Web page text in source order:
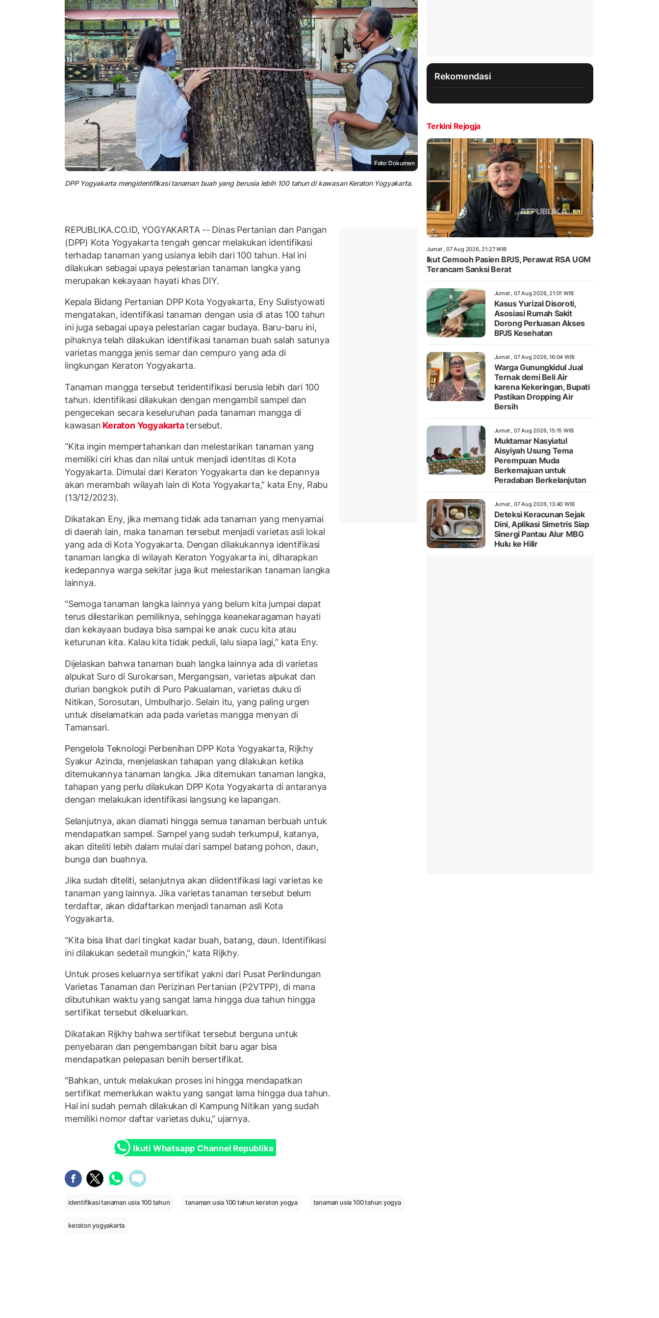
Foto: Dokumen
DPP Yogyakarta mengidentifikasi tanaman buah yang berusia lebih 100 tahun di kawasan Keraton Yogyakarta.
REPUBLIKA.CO.ID, YOGYAKARTA -- Dinas Pertanian dan Pangan
(DPP) Kota Yogyakarta tengah gencar melakukan identifikasi
terhadap tanaman yang usianya lebih dari 100 tahun. Hal ini
dilakukan sebagai upaya pelestarian tanaman langka yang
merupakan kekayaan hayati khas DIY.
Kepala Bidang Pertanian DPP Kota Yogyakarta, Eny Sulistyowati
mengatakan, identifikasi tanaman dengan usia di atas 100 tahun
ini juga sebagai upaya pelestarian cagar budaya. Baru-baru ini,
pihaknya telah dilakukan identifikasi tanaman buah salah satunya
varietas mangga jenis semar dan cempuro yang ada di
lingkungan Keraton Yogyakarta.
Tanaman mangga tersebut teridentifikasi berusia lebih dari 100
tahun. Identifikasi dilakukan dengan mengambil sampel dan
pengecekan secara keseluruhan pada tanaman mangga di
kawasan Keraton Yogyakartatersebut.
“Kita ingin mempertahankan dan melestarikan tanaman yang
memiliki ciri khas dan nilai untuk menjadi identitas di Kota
Yogyakarta. Dimulai dari Keraton Yogyakarta dan ke depannya
akan merambah wilayah lain di Kota Yogyakarta,” kata Eny, Rabu
(13/12/2023).
Dikatakan Eny, jika memang tidak ada tanaman yang menyamai
di daerah lain, maka tanaman tersebut menjadi varietas asli lokal
yang ada di Kota Yogyakarta. Dengan dilakukannya identifikasi
tanaman langka di wilayah Keraton Yogyakarta ini, diharapkan
kedepannya warga sekitar juga ikut melestarikan tanaman langka
lainnya.
“Semoga tanaman langka lainnya yang belum kita jumpai dapat
terus dilestarikan pemiliknya, sehingga keanekaragaman hayati
dan kekayaan budaya bisa sampai ke anak cucu kita atau
keturunan kita. Kalau kita tidak peduli, lalu siapa lagi,” kata Eny.
Dijelaskan bahwa tanaman buah langka lainnya ada di varietas
alpukat Suro di Surokarsan, Mergangsan, varietas alpukat dan
durian bangkok putih di Puro Pakualaman, varietas duku di
Nitikan, Sorosutan, Umbulharjo. Selain itu, yang paling urgen
untuk diselamatkan ada pada varietas mangga menyan di
Tamansari.
Pengelola Teknologi Perbenihan DPP Kota Yogyakarta, Rijkhy
Syakur Azinda, menjelaskan tahapan yang dilakukan ketika
ditemukannya tanaman langka. Jika ditemukan tanaman langka,
tahapan yang perlu dilakukan DPP Kota Yogyakarta di antaranya
dengan melakukan identifikasi langsung ke lapangan.
Selanjutnya, akan diamati hingga semua tanaman berbuah untuk
mendapatkan sampel. Sampel yang sudah terkumpul, katanya,
akan diteliti lebih dalam mulai dari sampel batang pohon, daun,
bunga dan buahnya.
Jika sudah diteliti, selanjutnya akan diidentifikasi lagi varietas ke
tanaman yang lainnya. Jika varietas tanaman tersebut belum
terdaftar, akan didaftarkan menjadi tanaman asli Kota
Yogyakarta.
“Kita bisa lihat dari tingkat kadar buah, batang, daun. Identifikasi
ini dilakukan sedetail mungkin," kata Rijkhy.
Untuk proses keluarnya sertifikat yakni dari Pusat Perlindungan
Varietas Tanaman dan Perizinan Pertanian (P2VTPP), di mana
dibutuhkan waktu yang sangat lama hingga dua tahun hingga
sertifikat tersebut dikeluarkan.
Dikatakan Rijkhy bahwa sertifikat tersebut berguna untuk
penyebaran dan pengembangan bibit baru agar bisa
mendapatkan pelepasan benih bersertifikat.
"Bahkan, untuk melakukan proses ini hingga mendapatkan
sertifikat memerlukan waktu yang sangat lama hingga dua tahun.
Hal ini sudah pernah dilakukan di Kampung Nitikan yang sudah
memiliki nomor daftar varietas duku,” ujarnya.
Ikuti Whatsapp Channel Republika
identifikasi tanaman usia 100 tahun tanaman usia 100 tahun keraton yogya tanaman usia 100 tahun yogya
keraton yogyakarta
Rekomendasi
Terkini Rejogja
Jumat , 07 Aug 2026, 21:27 WIB
Ikut Cemooh Pasien BPJS, Perawat RSA UGM
Terancam Sanksi Berat
Jumat , 07 Aug 2026, 21:01 WIB
Kasus Yurizal Disoroti,
Asosiasi Rumah Sakit
Dorong Perluasan Akses
BPJS Kesehatan
Jumat , 07 Aug 2026, 16:04 WIB
Warga Gunungkidul Jual
Ternak demi Beli Air
karena Kekeringan, Bupati
Pastikan Dropping Air
Bersih
Jumat , 07 Aug 2026, 15:15 WIB
Muktamar Nasyiatul
Aisyiyah Usung Tema
Perempuan Muda
Berkemajuan untuk
Peradaban Berkelanjutan
Jumat , 07 Aug 2026, 13:40 WIB
Deteksi Keracunan Sejak
Dini, Aplikasi Simetris Siap
Sinergi Pantau Alur MBG
Hulu ke Hilir